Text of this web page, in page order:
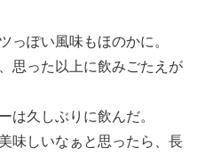
っぽい風味もほのかに。
思った以上に飲みごたえが
は久しぶりに飲んだ。
味しいなぁと思ったら、長